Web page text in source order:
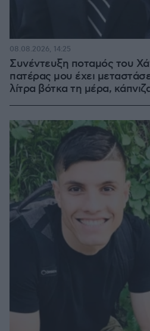
Συνέντευξη ποταμός του
πατέρας μου έχει
λίτρα βότκα τη μέρα,
08.08.2026, 14:25